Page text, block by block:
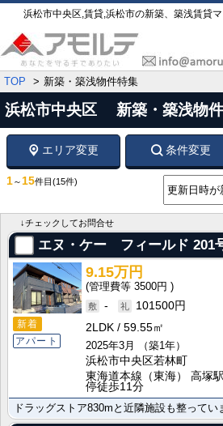
浜松市中央区,賃貸,浜松市の新築、築浅賃貸
TOP 新築・築浅物件特集
浜松市中央区 新築・築浅物
エリア変更 条件変更
1～15件目 (15件)
↓チェックしてお問合せ
エヌ・ケー フィールド 201
新着
アパート
9.15万円
3500円
-
101500円
2LDK
59.55㎡
2025年3月
（築1年）
浜松市中央区若林町
東海道本線（東海） 高塚
停徒歩11分